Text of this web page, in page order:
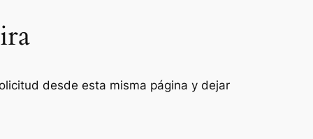
desde esta misma página y dejar